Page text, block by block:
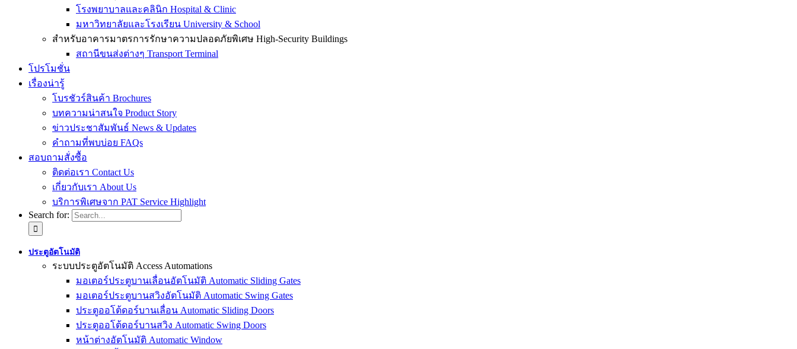
โรงพยาบาลและคลินิก Hospital & Clinic
มหาวิทยาลัยและโรงเรียน University & School
สำหรับอาคารมาตรการรักษาความปลอดภัยพิเศษ High-Security Buildings
สถานีขนส่งต่างๆ Transport Terminal
โปรโมชั่น
เรื่องน่ารู้
โบรชัวร์สินค้า Brochures
บทความน่าสนใจ Product Story
ข่าวประชาสัมพันธ์ News & Updates
คำถามที่พบบ่อย FAQs
สอบถามสั่งซื้อ
ติดต่อเรา Contact Us
เกี่ยวกับเรา About Us
บริการพิเศษจาก PAT Service Highlight
Search for:
ประตูอัตโนมัติ
ระบบประตูอัตโนมัติ Access Automations
มอเตอร์ประตูบานเลื่อนอัตโนมัติ Automatic Sliding Gates
มอเตอร์ประตูบานสวิงอัตโนมัติ Automatic Swing Gates
ประตูออโต้ดอร์บานเลื่อน Automatic Sliding Doors
ประตูออโต้ดอร์บานสวิง Automatic Swing Doors
หน้าต่างอัตโนมัติ Automatic Window